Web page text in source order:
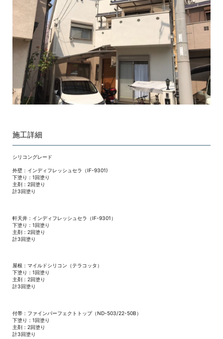
施工詳細
シリコングレード
外壁：インディフレッシュセラ（IF-9301)
下塗り：1回塗り
主剤：2回塗り
計3回塗り
軒天井：インディフレッシュセラ（IF-9301）
下塗り：1回塗り
主剤：2回塗り
計3回塗り
屋根：マイルドシリコン（テラコッタ）
下塗り：1回塗り
主剤：2回塗り
計3回塗り
付帯：ファインパーフェクトトップ（ND-503/22-50B）
下塗り：1回塗り
主剤：2回塗り
計3回塗り